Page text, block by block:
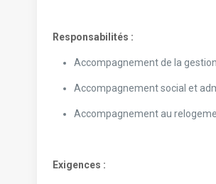
Responsabilités :
Accompagnement de la
Accompagnement social et
Accompagnement au
Exigences :